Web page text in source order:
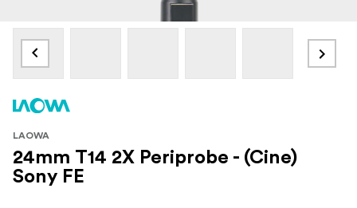
LAOWA
24mm T14 2X Periprobe - (Cine)
Sony FE